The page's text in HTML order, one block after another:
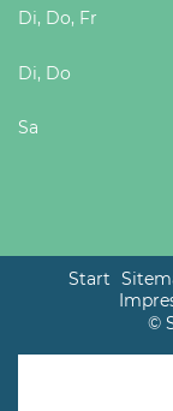
Di, Do, Fr
Di, Do
Sa
Start
©